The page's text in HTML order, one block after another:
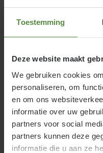
Toestemming
Deze website maakt
We gebruiken cookies
personaliseren, om
en om ons
informatie over uw
partners voor social
partners kunnen deze
informatie die u aan ze
Bekijk product
Bekijk product